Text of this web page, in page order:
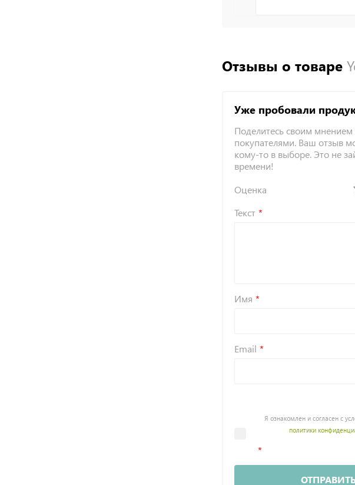
Отзывы о товаре
Уже пробовали
Поделитесь своим мнением
покупателями. Ваш отзыв
кому-то в выборе. Это не
времени!
Оценка
Текст
Имя
Email
Я ознакомлен и согласен с
политики